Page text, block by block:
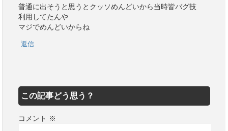
普通に出そうと思うとクッソめんどいから当時皆バグ技
利用してたんや
マジでめんどいからね
返信
この記事どう思う？
コメント ※